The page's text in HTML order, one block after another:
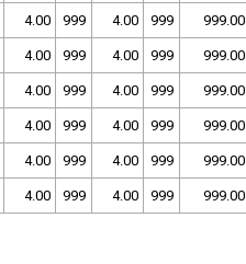
4.00 999 4.00 999 999.00
4.00 999 4.00 999 999.00
4.00 999 4.00 999 999.00
4.00 999 4.00 999 999.00
4.00 999 4.00 999 999.00
4.00 999 4.00 999 999.00